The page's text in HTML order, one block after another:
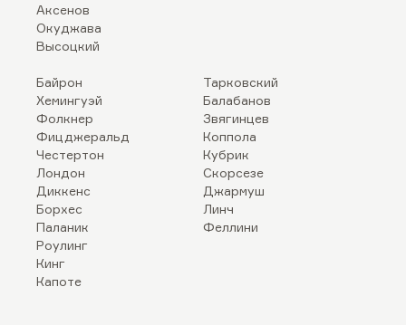
Аксенов
Окуджава
Высоцкий
Байрон
Хемингуэй
Фолкнер
Фицджеральд
Честертон
Лондон
Диккенс
Борхес
Паланик
Роулинг
Кинг
Капоте
Тарковский
Балабанов
Звягинцев
Коппола
Кубрик
Скорсезе
Джармуш
Линч
Феллини